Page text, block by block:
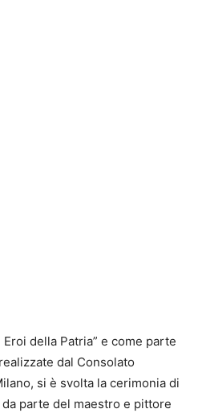
della Patria” e come parte
dal Consolato
si è svolta la cerimonia di
parte del maestro e pittore